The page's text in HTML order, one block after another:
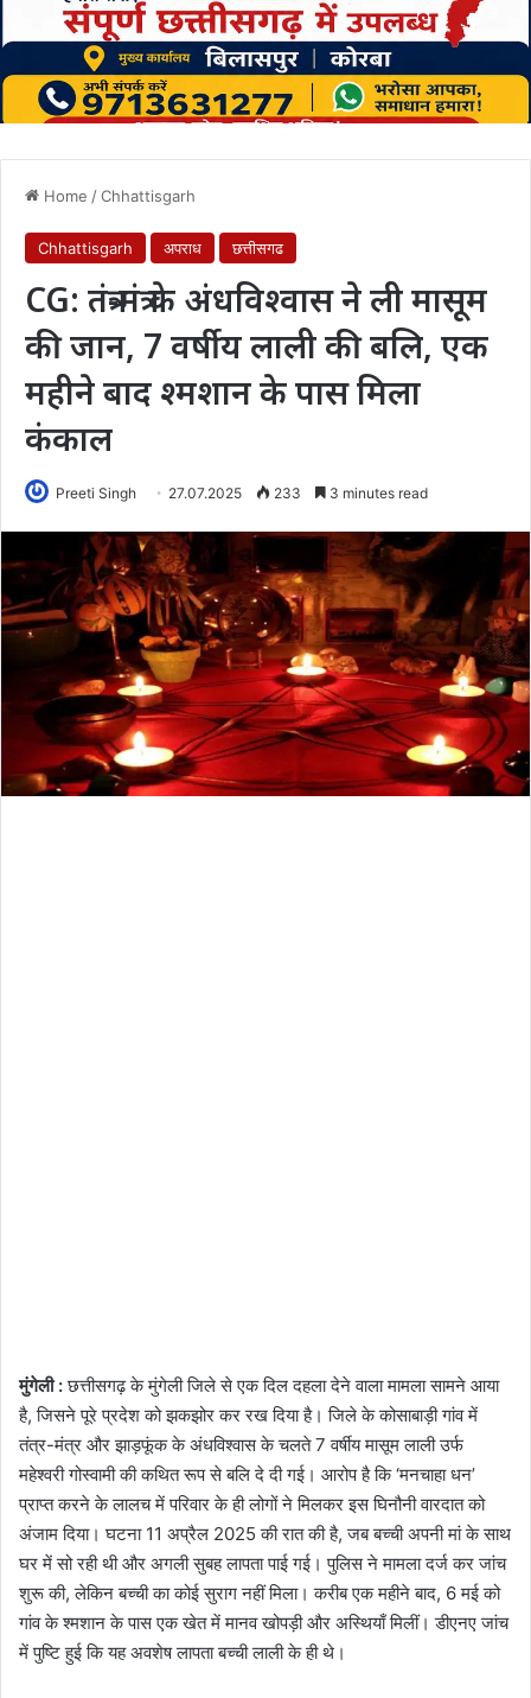
Home /Chhattisgarh
Chhattisgarh अपराध छत्तीसगढ
CG: तंत्र-मंत्र के अंधविश्वास ने ली मासूम
की जान, 7 वर्षीय लाली की बलि, एक
महीने बाद श्मशान के पास मिला
कंकाल
Preeti Singh 27.07.2025 233 3 minutes read
मुंगेली :छत्तीसगढ़ के मुंगेली जिले से एक दिल दहला देने वाला मामला सामने आया
है, जिसने पूरे प्रदेश को झकझोर कर रख दिया है। जिले के कोसाबाड़ी गांव में
तंत्र-मंत्र और झाड़फूंक के अंधविश्वास के चलते 7 वर्षीय मासूम लाली उर्फ
महेश्वरी गोस्वामी की कथित रूप से बलि दे दी गई। आरोप है कि ‘मनचाहा धन’
प्राप्त करने के लालच में परिवार के ही लोगों ने मिलकर इस घिनौनी वारदात को
अंजाम दिया। घटना 11 अप्रैल 2025 की रात की है, जब बच्ची अपनी मां के साथ
घर में सो रही थी और अगली सुबह लापता पाई गई। पुलिस ने मामला दर्ज कर जांच
शुरू की, लेकिन बच्ची का कोई सुराग नहीं मिला। करीब एक महीने बाद, 6 मई को
गांव के श्मशान के पास एक खेत में मानव खोपड़ी और अस्थियाँ मिलीं। डीएनए जांच
में पुष्टि हुई कि यह अवशेष लापता बच्ची लाली के ही थे।